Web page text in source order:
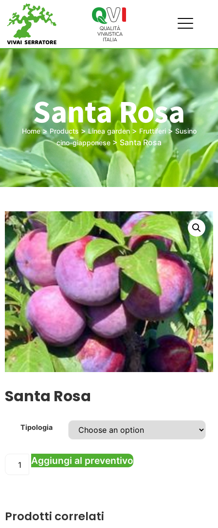
Santa Rosa
Home>Products >Linea garden> Fruttiferi>Susino
cino-giapponese > Santa Rosa
Santa Rosa
Tipologia
Aggiungi al preventivo
Prodotti correlati